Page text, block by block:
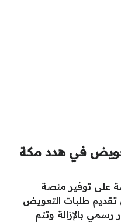
في هدد مكة
على توفير منصة
تقديم طلبات التعويض
بالإزالة وتتم